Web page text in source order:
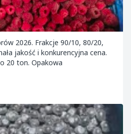
2026. Frakcje 90/10, 80/20,
jakość i konkurencyjna cena.
20 ton. Opakowa